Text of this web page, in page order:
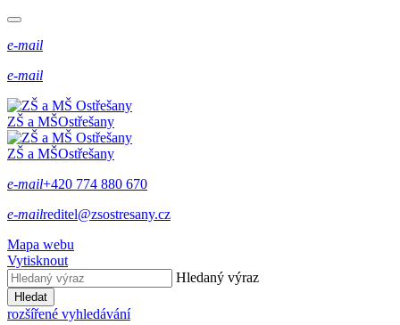
e-mail
e-mail
ZŠ a MŠOstřešany
ZŠ a MŠOstřešany
e-mail+420 774 880 670
e-mailreditel@zsostresany.cz
Mapa webu
Vytisknout
Hledaný výraz
Hledat
rozšířené vyhledávání